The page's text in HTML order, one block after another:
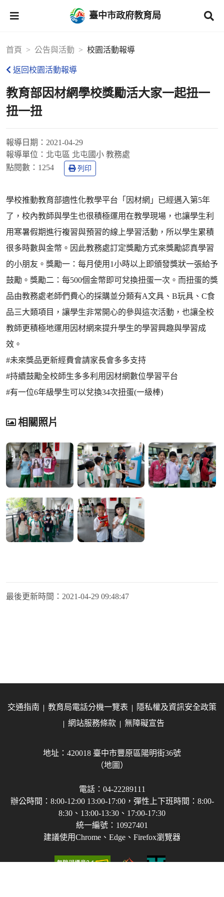
臺中市政府教育局
首頁 公告與活動 校園活動報導
返回校園活動報導
教育部因材網學校獎勵活大家一起扭一
扭一扭
報導日期： 2021-04-29
報導單位： 北屯區 北屯國小 教務處
點閱數： 1254 列印
學校推動教育部適性化教學平台「因材網」已經邁入第5年
了，校內教師與學生也很積極運用在教學現場，也讓學生利
用寒暑假期進行複習與預習的線上學習活動，所以學生累積
很多時數與金幣。因此教務處訂定獎勵方式來獎勵認真學習
的小朋友。獎勵一：每月使用1小時以上即頒發獎狀一張給予
鼓勵。獎勵二：每500個金幣即可兌換扭蛋一次。而扭蛋的獎
品由教務處老師們費心的採購並分類有A文具、B玩具、C食
品三大類項目，讓學生非常開心的參與這次活動，也讓全校
教師更積極地運用因材網來提升學生的學習興趣與學習成
效。
#未來獎品更新經費會請家長會多多支持
#持續鼓勵全校師生多多利用因材網數位學習平台
#有一位6年級學生可以兌換34次扭蛋(一級棒)
相關照片
最後更新時間： 2021-04-29 09:48:47
交通指南 教育局電話分機一覽表
隱私權及資訊安全政策
網站服務條款
無障礙宣告
地址：420018 臺中市豐原區陽明街36號
（地圖）
電話：04-22289111
辦公時間：8:00-12:00 13:00-17:00，彈性上下班時間：8:00-
8:30、13:00-13:30、17:00-17:30
統一編號：10927401
建議使用Chrome、Edge、Firefox瀏覽器